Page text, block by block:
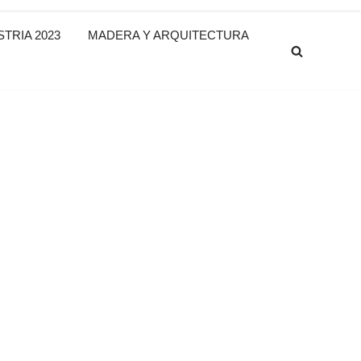
2023 MADERA Y ARQUITECTURA